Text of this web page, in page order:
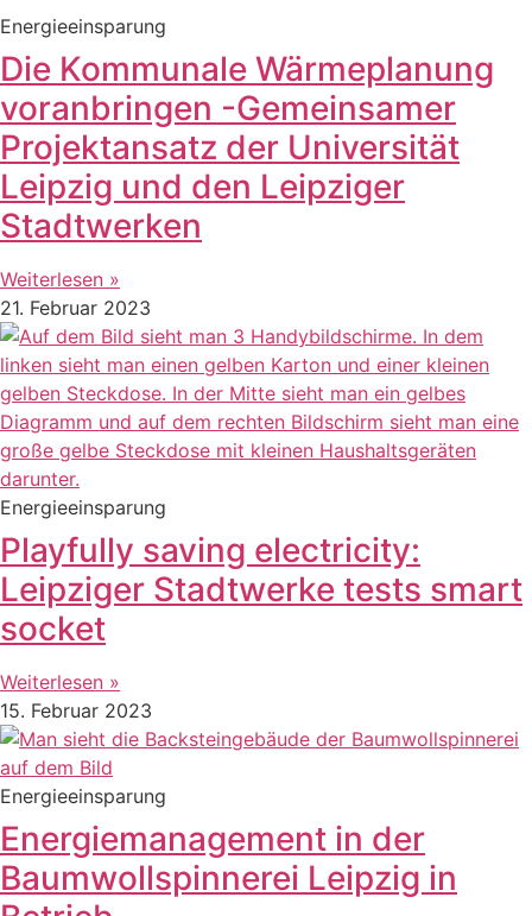
Energieeinsparung
Die Kommunale Wärmeplanung
voranbringen -Gemeinsamer
Projektansatz der Universität
Leipzig und den Leipziger
Stadtwerken
Weiterlesen »
21. Februar 2023
Energieeinsparung
Playfully saving electricity:
Leipziger Stadtwerke tests smart
socket
Weiterlesen »
15. Februar 2023
Energieeinsparung
Energiemanagement in der
Baumwollspinnerei Leipzig in